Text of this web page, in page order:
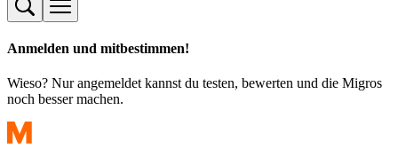
Anmelden und mitbestimmen!
Wieso? Nur angemeldet kannst du testen, bewerten und die Migros
noch besser machen.